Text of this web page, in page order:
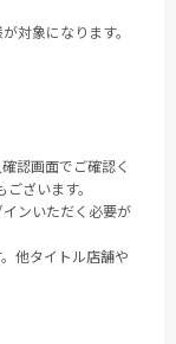
対象になります。
認画面でご確認く
ざいます。
ンいただく必要が
他タイトル店舗や